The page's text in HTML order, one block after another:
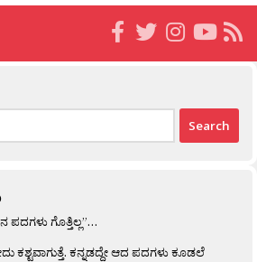
ಪದಗಳು ಗೊತ್ತಿಲ್ಲ”…
ಕನ್ನಡದ್ದೇ ಆದ ಪದಗಳು ಕೂಡಲೆ